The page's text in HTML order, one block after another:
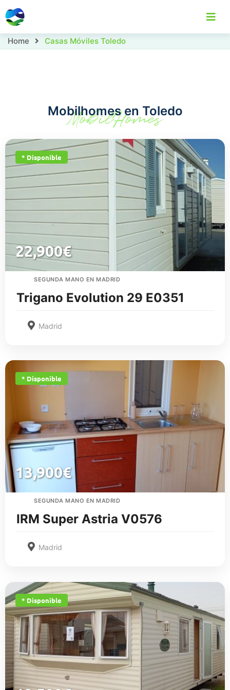
Home Casas Móviles Toledo
MobilHomes
Mobilhomes en Toledo
* Disponible
22,900€
SEGUNDA MANO EN MADRID
Trigano Evolution 29 E0351
Madrid
* Disponible
13,900€
SEGUNDA MANO EN MADRID
IRM Super Astria V0576
Madrid
* Disponible